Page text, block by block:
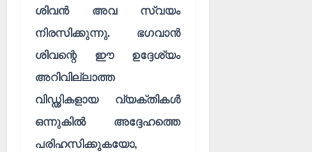
ശിവൻ അവ സ്വയം
നിരസിക്കുന്നു. ഭഗവാൻ
ശിവന്റെ ഈ ഉദ്ദേശ്യം
അറിവില്ലാത്ത
വിഡ്ഢ‌ികളായ വ്യക്തികൾ
ഒന്നുകിൽ അദ്ദേഹത്തെ
പരിഹസിക്കുകയോ,